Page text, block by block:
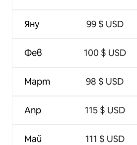
Яну
Фев
Март
Апр
Май
99 $ USD
100 $ USD
98 $ USD
115 $ USD
111 $ USD